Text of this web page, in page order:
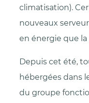
climatisation).
nouveaux
en énergie que
Depuis cet été,
hébergées dans
du groupe